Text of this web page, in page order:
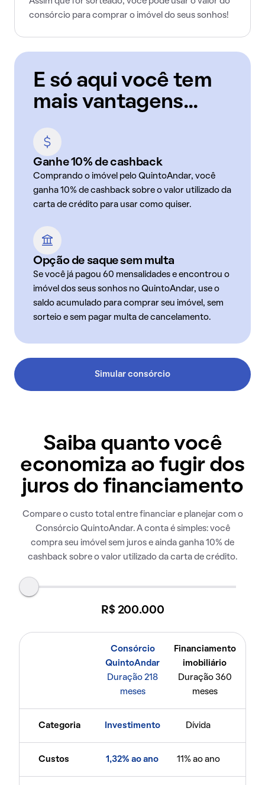
consórcio para comprar o imóvel do seus sonhos!
E só aqui você tem
mais vantagens...
Ganhe 10% de cashback
Comprando o imóvel pelo QuintoAndar, você
ganha 10% de cashback sobre o valor utilizado da
carta de crédito para usar como quiser.
Opção de saque sem multa
Se você já pagou 60 mensalidades e encontrou o
imóvel dos seus sonhos no QuintoAndar, use o
saldo acumulado para comprar seu imóvel, sem
sorteio e sem pagar multa de cancelamento.
Simular consórcio
Saiba quanto você
economiza ao fugir dos
juros do financiamento
Compare o custo total entre financiar e planejar com o
Consórcio QuintoAndar. A conta é simples: você
compra seu imóvel sem juros e ainda ganha 10% de
cashback sobre o valor utilizado da carta de crédito.
R$ 200.000
Consórcio
QuintoAndar
Duração 218
meses
Financiamento
imobiliário
Duração 360
meses
Categoria Investimento Dívida
Custos 1,32% ao ano 11% ao ano